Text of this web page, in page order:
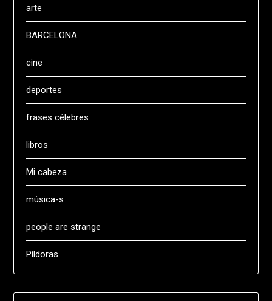
arte
BARCELONA
cine
deportes
frases célebres
libros
Mi cabeza
música-s
people are strange
Píldoras